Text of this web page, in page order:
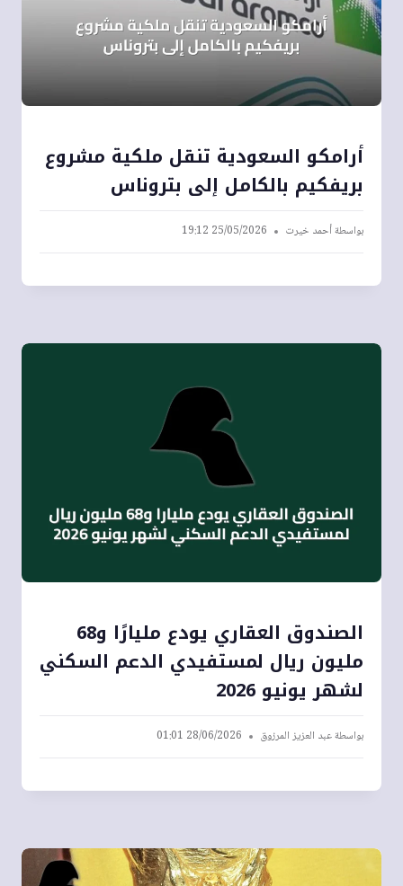
أرامكو السعودية تنقل ملكية مشروع
بريفكيم بالكامل إلى بتروناس
بواسطةأحمد خيرت 25/05/2026 19:12
الصندوق العقاري يودع مليارًا و68
مليون ريال لمستفيدي الدعم السكني
لشهر يونيو 2026
بواسطةعبد العزيز المرزوق 28/06/2026 01:01